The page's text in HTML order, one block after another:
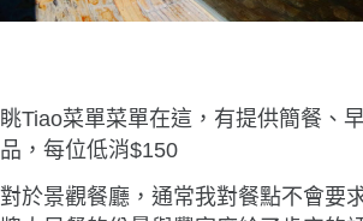
眺Tiao菜單菜單在這，有提供簡餐、
品，每位低消$150
對於景觀餐廳，通常我對餐點不會要